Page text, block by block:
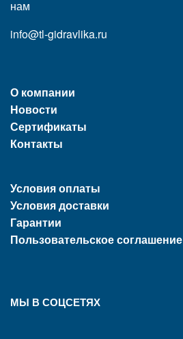
info@tl-gidravlika.ru
О компании
Новости
Сертификаты
Контакты
Условия оплаты
Условия доставки
Гарантии
Пользовательское соглашение
МЫ В СОЦСЕТЯХ